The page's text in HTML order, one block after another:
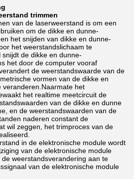
trimmen
van de laserweerstand is om een
om de dikke en dunne-
het snijden van dikke en dunne-
het weerstandslichaam te
de dikke en dunne-
het door de computer vooraf
de weerstandswaarde van de
vormen van de dikke en
veranderen.Naarmate het
het realtime meetcircuit de
van de dikke en dunne
en de weerstandswaarden van de
naderen constant de
wil zeggen, het trimproces van de
in de elektronische module wordt
van de elektronische module
weerstandsverandering aan te
van de elektronische module